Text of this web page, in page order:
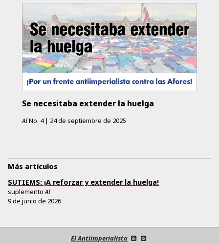
Se necesitaba extender la huelga
AINo. 4 | 24 de septiembre de 2025
Más artículos
SUTIEMS: ¡A reforzar y extender la huelga!
suplementoAI
9 de junio de 2026
El Antiimperialista